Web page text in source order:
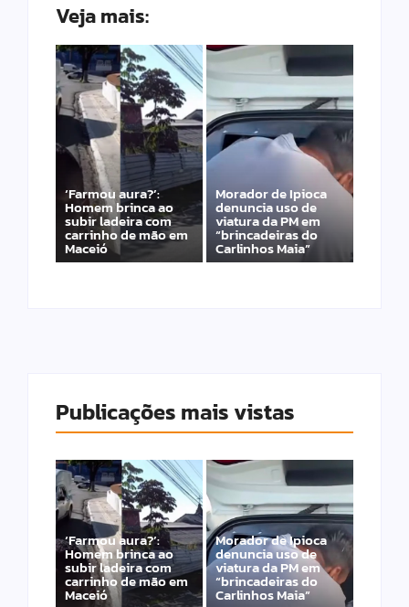
Veja mais:
‘Farmou aura?’:
Homem brinca ao
subir ladeira com
carrinho de mão em
Maceió
Morador de Ipioca
denuncia uso de
viatura da PM em
“brincadeiras do
Carlinhos Maia”
Publicações mais vistas
‘Farmou aura?’:
Homem brinca ao
subir ladeira com
carrinho de mão em
Maceió
Morador de Ipioca
denuncia uso de
viatura da PM em
“brincadeiras do
Carlinhos Maia”